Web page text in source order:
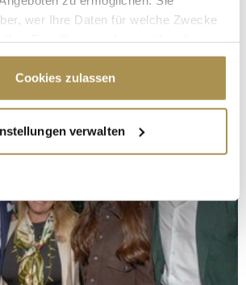
wer Ihre Daten für welche Zwecke
oder durch Klicken auf das Privacy
oder widerrufen
über Ihre geografische Lage
bis auf einige Meter genau sein
(Fingerprinting) identifizieren
darüber, wie Ihre persönlichen Daten
und legen Sie Ihre Präferenzen im
fest.
Cookies zulassen
verwalten